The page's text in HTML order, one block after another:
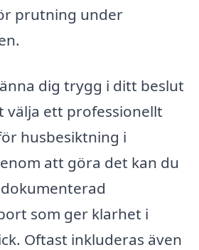
prutning under
dig trygg i ditt beslut
välja ett professionellt
husbesiktning i
att göra det kan du
som ger klarhet i
Oftast inkluderas även